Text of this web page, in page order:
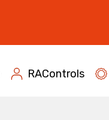
RAControls